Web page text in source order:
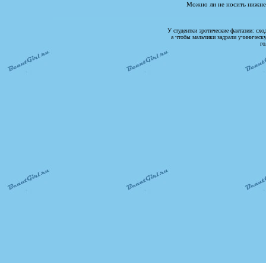
Можно ли не носить
У студентки эротические фантазии:
а чтобы мальчики задрали